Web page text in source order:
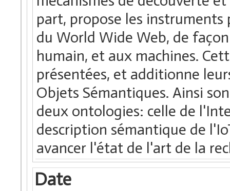
part, propose les
du World Wide Web, de
humain, et aux machines.
présentées, et additionne
Objets Sémantiques. Ainsi
deux ontologies: celle de
description sémantique de
avancer l'état de l'art de la
Date